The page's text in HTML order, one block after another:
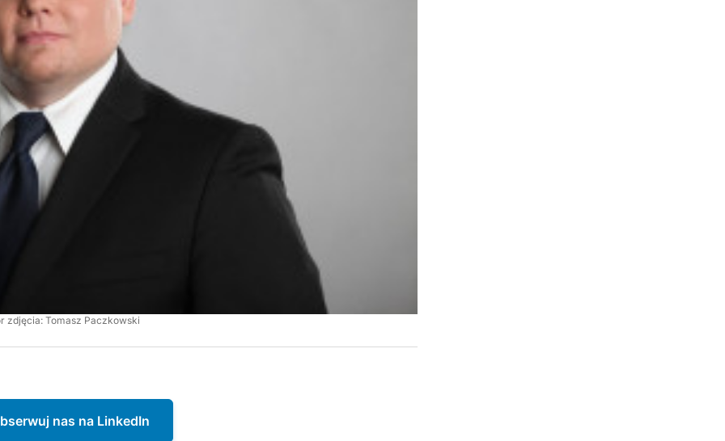
zdjęcia: Tomasz Paczkowski
nas na LinkedIn